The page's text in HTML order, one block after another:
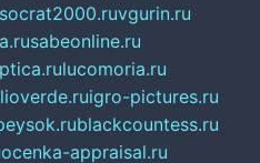
socrat2000.ruvgurin.ru
sabeonline.ru
lucomoria.ru
igro-pictures.ru
blackcountess.ru
ocenka-appraisal.ru